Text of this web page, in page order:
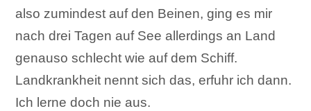
also zumindest auf den Beinen, ging es mir
nach drei Tagen auf See allerdings an Land
genauso schlecht wie auf dem Schiff.
Landkrankheit nennt sich das, erfuhr ich dann.
Ich lerne doch nie aus.